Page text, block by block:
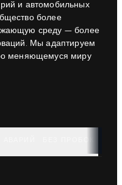
и автомобильных
более
среду — более
Мы адаптируем
меняющемуся миру